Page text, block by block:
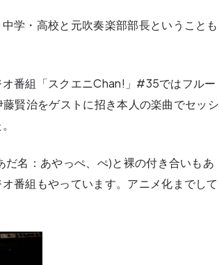
学・高校と元吹奏楽部部長ということも
番組「スクエニChan!」#35ではフルー
賢治をゲストに招き本人の楽曲でセッシ
名：あやっぺ、ぺ)と裸の付き合いもあ
番組もやっています。アニメ化までして